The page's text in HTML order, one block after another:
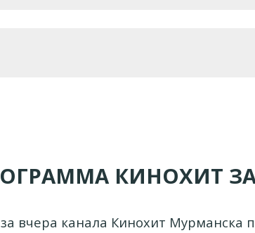
КИНОХИТ
вчера канала Кинохит Мурманска